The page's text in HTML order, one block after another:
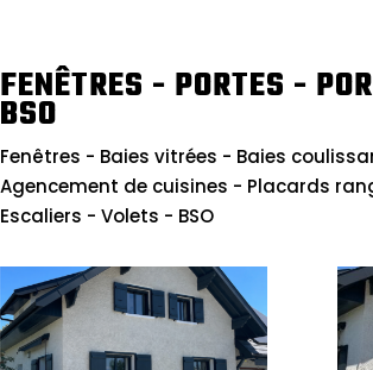
FENÊTRES - PORTES -
BSO
Fenêtres - Baies vitrées - Baies
Agencement de cuisines - Placards
Escaliers - Volets - BSO